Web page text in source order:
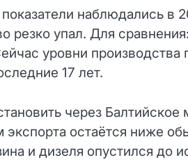
наблюдались в
резко упал. Для
уровни
17 лет.
через
остаётся ниже
и дизеля опустился до